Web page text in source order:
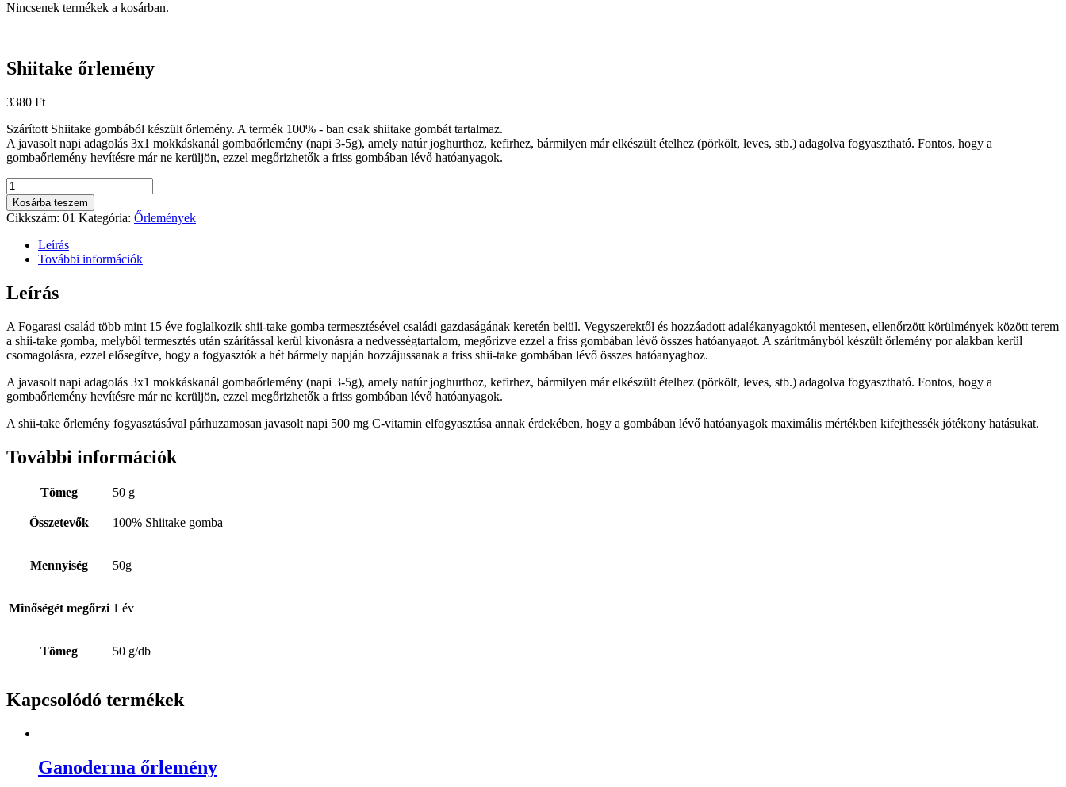
Nincsenek termékek a kosárban.
Shiitake őrlemény
3380 Ft
Szárított Shiitake gombából készült őrlemény. A termék 100% - ban csak shiitake gombát tartalmaz.
A javasolt napi adagolás 3x1 mokkáskanál gombaőrlemény (napi 3-5g), amely natúr joghurthoz, kefirhez, bármilyen már elkészült ételhez (pörkölt, leves, stb.) adagolva fogyasztható. Fontos, hogy a
gombaőrlemény hevítésre már ne kerüljön, ezzel megőrizhetők a friss gombában lévő hatóanyagok.
Shiitake
őrlemény
mennyiség
Kosárba teszem
Cikkszám: 01 Kategória: Őrlemények
Leírás
További információk
Leírás
A Fogarasi család több mint 15 éve foglalkozik shii-take gomba termesztésével családi gazdaságának keretén belül. Vegyszerektől és hozzáadott adalékanyagoktól mentesen, ellenőrzött körülmények között terem
a shii-take gomba, melyből termesztés után szárítással kerül kivonásra a nedvességtartalom, megőrizve ezzel a friss gombában lévő összes hatóanyagot. A szárítmányból készült őrlemény por alakban kerül
csomagolásra, ezzel elősegítve, hogy a fogyasztók a hét bármely napján hozzájussanak a friss shii-take gombában lévő összes hatóanyaghoz.
A javasolt napi adagolás 3x1 mokkáskanál gombaőrlemény (napi 3-5g), amely natúr joghurthoz, kefirhez, bármilyen már elkészült ételhez (pörkölt, leves, stb.) adagolva fogyasztható. Fontos, hogy a
gombaőrlemény hevítésre már ne kerüljön, ezzel megőrizhetők a friss gombában lévő hatóanyagok.
A shii-take őrlemény fogyasztásával párhuzamosan javasolt napi 500 mg C-vitamin elfogyasztása annak érdekében, hogy a gombában lévő hatóanyagok maximális mértékben kifejthessék jótékony hatásukat.
További információk
Tömeg 50 g
Összetevők 100% Shiitake gomba
Mennyiség 50g
Minőségét megőrzi 1 év
Tömeg 50 g/db
Kapcsolódó termékek
Ganoderma őrlemény